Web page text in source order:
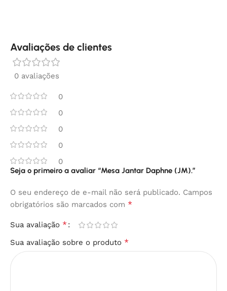
Avaliações de clientes
0 avaliações
0
0
0
0
0
Seja o primeiro a avaliar “Mesa Jantar Daphne (JM).”
O seu endereço de e-mail não será publicado. Campos
obrigatórios são marcados com *
Sua avaliação *
Sua avaliação sobre o produto *